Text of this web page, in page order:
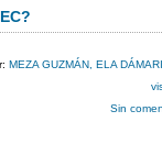
MEZA GUZMÁN, ELA
Sin